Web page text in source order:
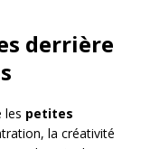
derrière
les petites
la créativité